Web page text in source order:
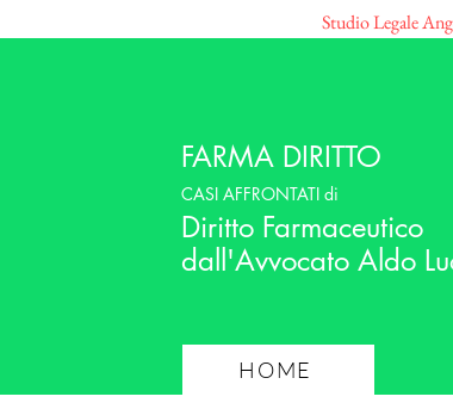
Studio Legale
FARMA DIRITTO
CASI AFFRONTATI di
Diritto Farmaceutico
dall'Avvocato Aldo
HOME